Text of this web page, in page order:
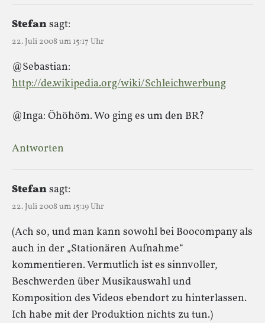
Stefansagt:
22. Juli 2008 um 15:17 Uhr
@Sebastian:
http://de.wikipedia.org/wiki/Schleichwerbung
@Inga: Öhöhöm. Wo ging es um den BR?
Antworten
Stefansagt:
22. Juli 2008 um 15:19 Uhr
(Ach so, und man kann sowohl bei Boocompany als
auch in der „Stationären Aufnahme“
kommentieren. Vermutlich ist es sinnvoller,
Beschwerden über Musikauswahl und
Komposition des Videos ebendort zu hinterlassen.
Ich habe mit der Produktion nichts zu tun.)